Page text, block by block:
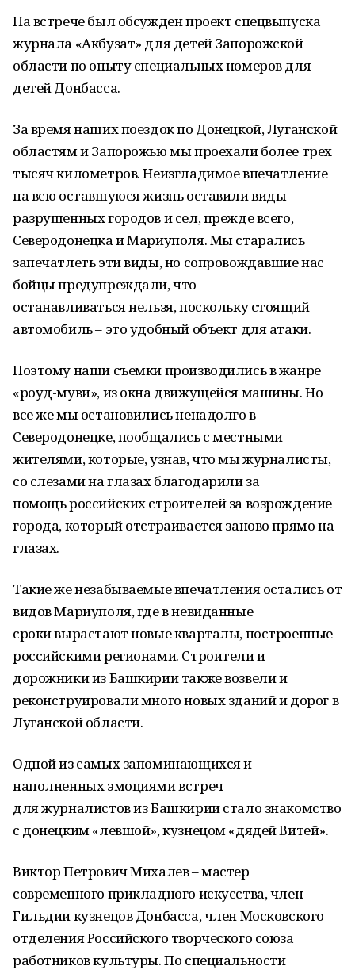
На встрече был обсужден проект спецвыпуска
журнала «Акбузат» для детей Запорожской
области по опыту специальных номеров для
детей Донбасса.
За время наших поездок по Донецкой, Луганской
областям и Запорожью мы проехали более трех
тысяч километров. Неизгладимое впечатление
на всю оставшуюся жизнь оставили виды
разрушенных городов и сел, прежде всего,
Северодонецка и Мариуполя. Мы старались
запечатлеть эти виды, но сопровождавшие нас
бойцы предупреждали, что
останавливаться нельзя, поскольку стоящий
автомобиль – это удобный объект для атаки.
Поэтому наши съемки производились в жанре
«роуд-муви», из окна движущейся машины. Но
все же мы остановились ненадолго в
Северодонецке, пообщались с местными
жителями, которые, узнав, что мы журналисты,
со слезами на глазах благодарили за
помощь российских строителей за возрождение
города, который отстраивается заново прямо на
глазах.
Такие же незабываемые впечатления остались от
видов Мариуполя, где в невиданные
сроки вырастают новые кварталы, построенные
российскими регионами. Строители и
дорожники из Башкирии также возвели и
реконструировали много новых зданий и дорог в
Луганской области.
Одной из самых запоминающихся и
наполненных эмоциями встреч
для журналистов из Башкирии стало знакомство
с донецким «левшой», кузнецом «дядей Витей».
Виктор Петрович Михалев – мастер
современного прикладного искусства, член
Гильдии кузнецов Донбасса, член Московского
отделения Российского творческого союза
работников культуры. По специальности